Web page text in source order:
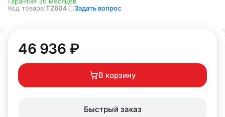
Код товара:TZ604 Задать вопрос
46 936 ₽
В корзину
Быстрый заказ